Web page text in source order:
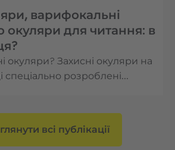
варифокальні
окуляри для читання: в
окуляри? Захисні окуляри на
спеціально розроблені…
всі публікації